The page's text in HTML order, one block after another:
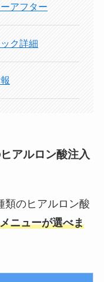
アフター
ク詳細
アルロン酸注入
類のヒアルロン酸
ニューが選べま